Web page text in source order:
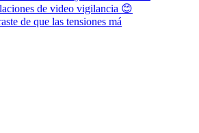
de que las tensiones má